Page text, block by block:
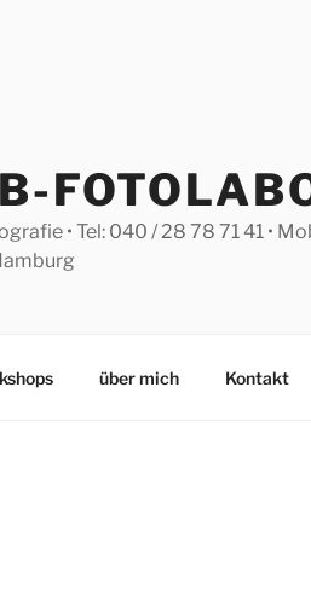
• Tel: 040 / 28 78 71 41 •
über mich Kontakt